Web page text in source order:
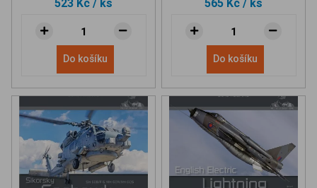
523 Kč / ks
Do košíku
565 Kč / ks
Do košíku